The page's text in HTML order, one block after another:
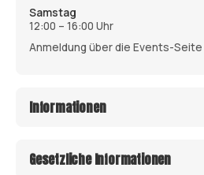
Samstag
12:00 – 16:00 Uhr
Anmeldung über die Events-Seite
Informationen
Gesetzliche Informationen